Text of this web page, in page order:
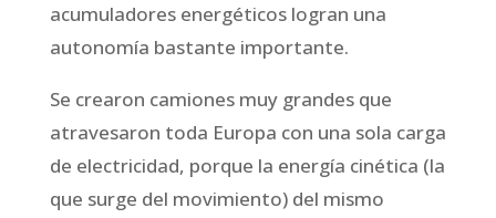
acumuladores energéticos logran una
autonomía bastante importante.
Se crearon camiones muy grandes que
atravesaron toda Europa con una sola carga
de electricidad, porque la energía cinética (la
que surge del movimiento) del mismo